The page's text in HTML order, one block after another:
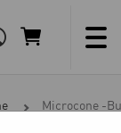
Microcone -